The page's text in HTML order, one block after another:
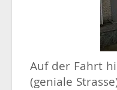
Auf der Fahrt
(geniale